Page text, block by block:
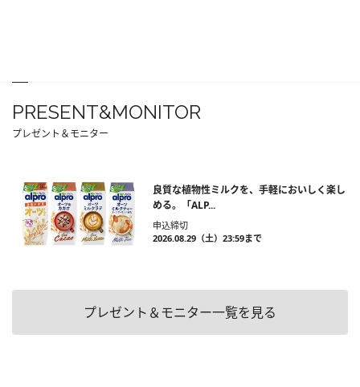
PRESENT&MONITOR
プレゼント＆モニター
良質な植物性ミルクを、手軽においしく楽し
める。「ALP...
申込締切
2026.08.29（土）23:59まで
プレゼント＆モニター一覧を見る